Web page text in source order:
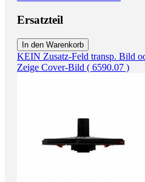
Ersatzteil
In den Warenkorb
KEIN Zusatz-Feld transp. Bild
Zeige Cover-Bild ( 6590.07 )